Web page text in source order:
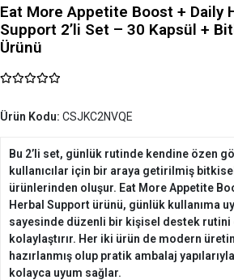
Eat More Appetite Boost + Daily
Support 2’li Set – 30 Kapsül +
Ürünü
Ürün Kodu: CSJKC2NVQE
Bu 2’li set, günlük rutinde kendine özen
kullanıcılar için bir araya getirilmiş
ürünlerinden oluşur. Eat More Appetite
Herbal Support ürünü, günlük kullanıma
sayesinde düzenli bir kişisel destek rutini
kolaylaştırır. Her iki ürün de modern
hazırlanmış olup pratik ambalaj
kolayca uyum sağlar.